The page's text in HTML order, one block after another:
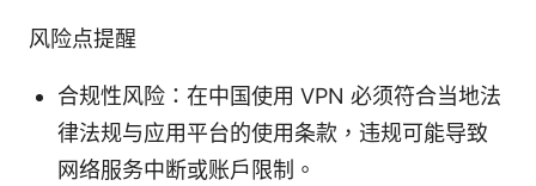
风险点提醒
合规性风险：在中国使用 VPN 必须符合当地法
律法规与应用平台的使用条款，违规可能导致
网络服务中断或账户限制。